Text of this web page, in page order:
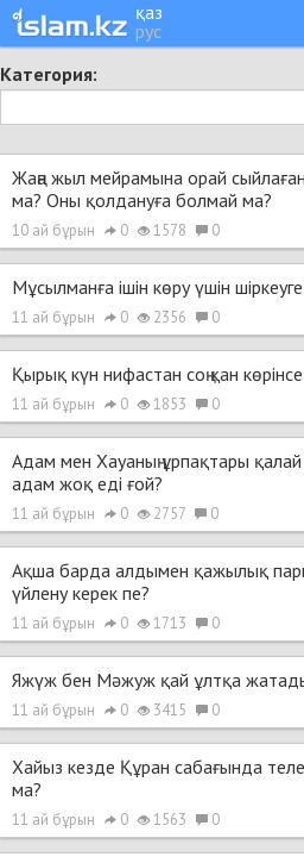
қаз
рус
Категория:
Жаңа жыл мейрамына орай
ма? Оны қолдануға болмай ма?
10 ай бұрын 0 1578 0
Мұсылманға ішін көру үшін
11 ай бұрын 0 2356 0
Қырық күн нифастан соң қан
11 ай бұрын 0 1853 0
Адам мен Хауаның ұрпақтары
адам жоқ еді ғой?
11 ай бұрын 0 2757 0
Ақша барда алдымен қажылық
үйлену керек пе?
11 ай бұрын 0 1713 0
Яжүж бен Мәжуж қай ұлтқа
11 ай бұрын 0 3415 0
Хайыз кезде Құран сабағында
ма?
11 ай бұрын 0 1563 0